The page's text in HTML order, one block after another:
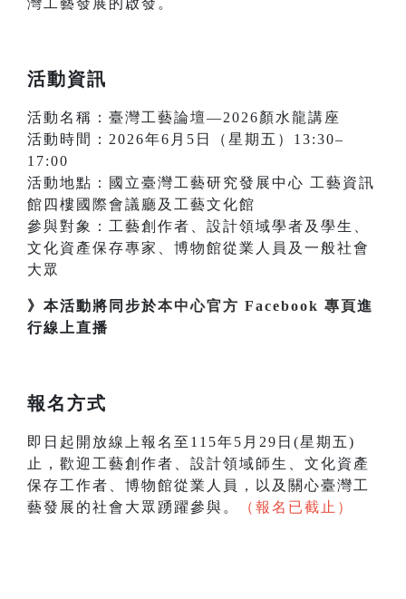
灣工藝發展的啟發。
活動資訊
活動名稱：臺灣工藝論壇—2026顏水龍講座
活動時間：2026年6月5日（星期五）13:30–
17:00
活動地點：國立臺灣工藝研究發展中心 工藝資訊
館四樓國際會議廳及工藝文化館
參與對象：工藝創作者、設計領域學者及學生、
文化資產保存專家、博物館從業人員及一般社會
大眾
》本活動將同步於本中心官方 Facebook 專頁進
行線上直播
報名方式
即日起開放線上報名至115年5月29日(星期五)
止，歡迎工藝創作者、設計領域師生、文化資產
保存工作者、博物館從業人員，以及關心臺灣工
藝發展的社會大眾踴躍參與。
（報名已截止）